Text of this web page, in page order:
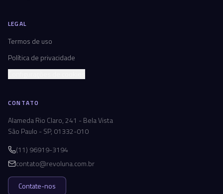
LEGAL
Termos de uso
Política de privacidade
CONTATO
Alameda Rio Claro, 241 - Bela Vista
São Paulo - SP, 01332-010
(11) 96919-3194
contato@revoluna.com.br
Contate-nos